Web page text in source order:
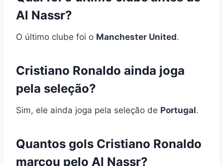
Al Nassr?
O último clube foi o Manchester United.
Cristiano Ronaldo ainda joga
pela seleção?
Sim, ele ainda joga pela seleção de Portugal.
Quantos gols Cristiano Ronaldo
marcou pelo Al Nassr?